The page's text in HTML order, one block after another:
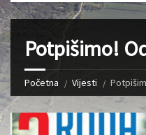
Potpišimo!
Početna Vijesti